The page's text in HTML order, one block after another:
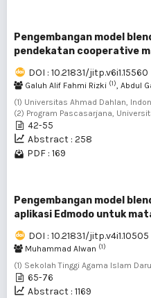
Pengembangan model
pendekatan cooperative
DOI : 10.21831/jitp.v6i1.15560
Galuh Alif Fahmi Rizki (1), Abdul
(1) Universitas Ahmad Dahlan,
(2) Program Pascasarjana,
42-55
Abstract : 258
PDF : 169
Pengembangan model
aplikasi Edmodo untuk
DOI : 10.21831/jitp.v4i1.10505
Muhammad Alwan (1)
(1) Sekolah Tinggi Agama Islam
65-76
Abstract : 1169